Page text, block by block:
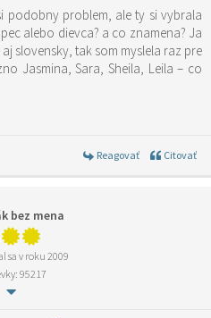
podobny problem, ale ty si vybrala
alebo dievca? a co znamena? Ja
slovensky, tak som myslela raz pre
Jasmina, Sara, Sheila, Leila – co
Reagovať Citovať
bez mena
sa v roku 2009
95217